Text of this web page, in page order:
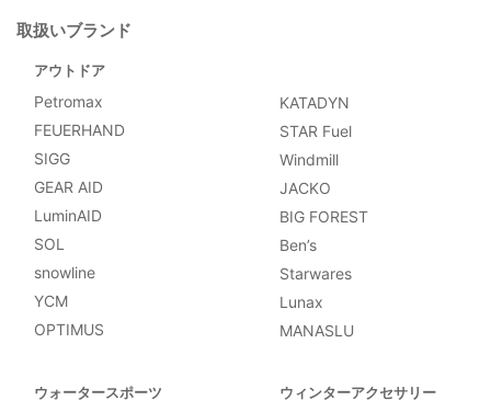
取扱いブランド
アウトドア
Petromax
FEUERHAND
SIGG
GEAR AID
LuminAID
SOL
snowline
YCM
OPTIMUS
KATADYN
STAR Fuel
Windmill
JACKO
BIG FOREST
Ben’s
Starwares
Lunax
MANASLU
ウォータースポーツ ウィンターアクセサリー